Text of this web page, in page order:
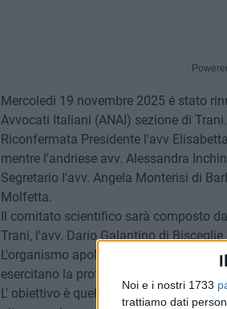
Noi e i nostri 1733
trattiamo dati
Mercoledì 19 novembre 2025 é stato
Avvocati Italiani (ANAI) sezione di Trani.
Riconfermata Presidente l'avv
mentre l'andriese avv. Alessandra
Segretario l'avv. Angela Monterisi di
Molfetta.
Il comitato scientifico sarà composto
Trani, l'avv. Dario Galantino di
L'organismo apolitico, democratico e
esercitano la professione sul territorio.
L' obiettivo è quello di mettere a